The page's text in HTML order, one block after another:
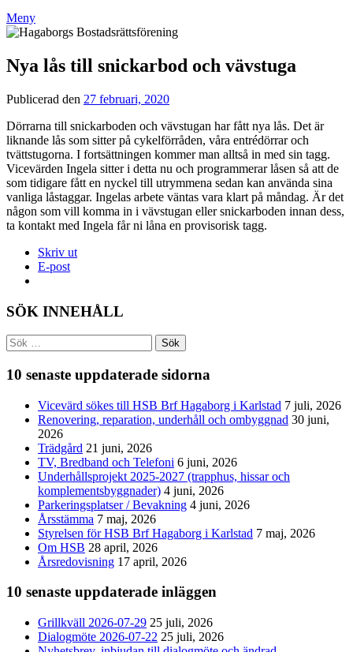
Meny
Nya lås till snickarbod och vävstuga
Publicerad den 27 februari, 2020
BRF
Hagaborg
Dörrarna till snickarboden och vävstugan har fått nya lås. Det är
liknande lås som sitter på cykelförråden, våra entrédörrar och
tvättstugorna. I fortsättningen kommer man alltså in med sin tagg.
Vicevärden Ingela sitter i detta nu och programmerar låsen så att de
som tidigare fått en nyckel till utrymmena sedan kan använda sina
vanliga låstaggar. Ingelas arbete väntas vara klart på måndag. Är det
någon som vill komma in i vävstugan eller snickarboden innan dess,
ta kontakt med Ingela får ni låna en provisorisk tagg.
Skriv ut
E-post
SÖK INNEHÅLL
Sök
efter:
10 senaste uppdaterade sidorna
Vicevärd sökes till HSB Brf Hagaborg i Karlstad 7 juli, 2026
Renovering, reparation, underhåll och ombyggnad 30 juni,
2026
Trädgård 21 juni, 2026
TV, Bredband och Telefoni 6 juni, 2026
Underhållsprojekt 2025-2027 (trapphus, hissar och
komplementsbyggnader) 4 juni, 2026
Parkeringsplatser / Bevakning 4 juni, 2026
Årsstämma 7 maj, 2026
Styrelsen för HSB Brf Hagaborg i Karlstad 7 maj, 2026
Om HSB 28 april, 2026
Årsredovisning 17 april, 2026
10 senaste uppdaterade inläggen
Grillkväll 2026-07-29 25 juli, 2026
Dialogmöte 2026-07-22 25 juli, 2026